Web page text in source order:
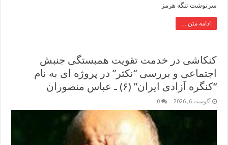
سرنوشت تنگه هرمز
ادامه متن ...
کنکاشی در خدمت تقویت همبستگی جنبش
اجتماعی و بررسی “نکثر” در پروژه ای به نام
“کنگره آزادی ایران” (۶) ـ عباس منصوران
آگوست 6, 2026 0